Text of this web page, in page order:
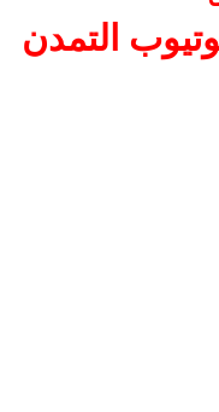
التمدن